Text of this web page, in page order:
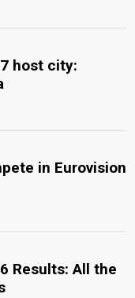
host city:
in Eurovision
Results: All the